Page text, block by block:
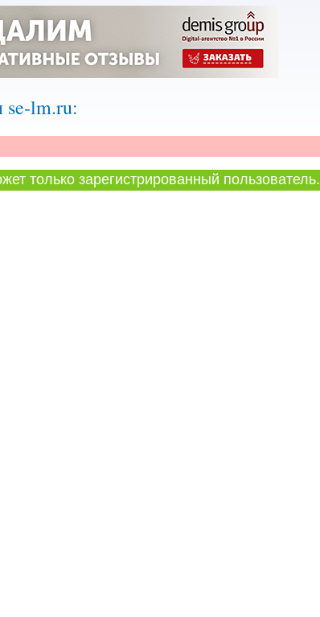
se-lm.ru:
только зарегистрированный пользователь.